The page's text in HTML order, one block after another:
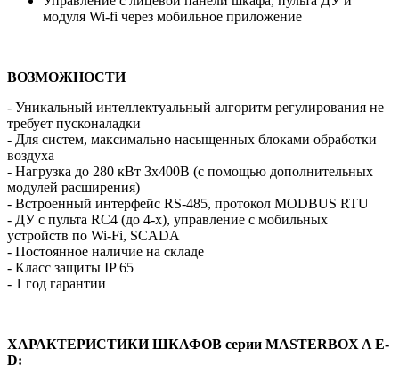
модуля Wi-fi через мобильное приложение
ВОЗМОЖНОСТИ
- Уникальный интеллектуальный алгоритм регулирования не
требует пусконаладки
- Для систем, максимально насыщенных блоками обработки
воздуха
- Нагрузка до 280 кВт 3х400В (с помощью дополнительных
модулей расширения)
- Встроенный интерфейс RS-485, протокол MODBUS RTU
- ДУ с пульта RC4 (до 4-х), управление с мобильных
устройств по Wi-Fi, SCADA
- Постоянное наличие на складе
- Класс защиты IP 65
- 1 год гарантии
ХАРАКТЕРИСТИКИ ШКАФОВ серии MASTERBOX A E-
D: